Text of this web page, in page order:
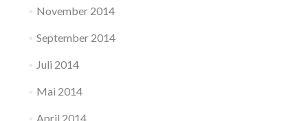
November 2014
September 2014
Juli 2014
Mai 2014
April 2014